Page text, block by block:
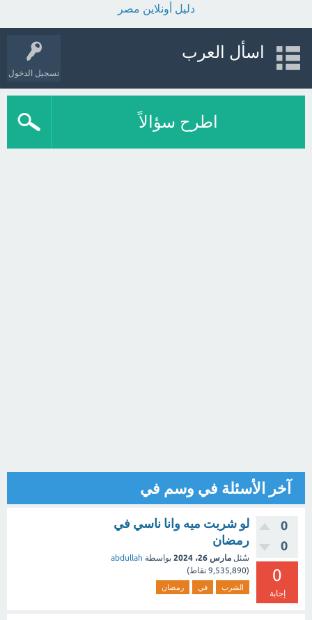
دليل أونلاين مصر
تسجيل الدخول
اسأل العرب
اطرح سؤالاً
آخر الأسئلة في وسم في
0
0
0
إجابة
لو شربت ميه وانا ناسي في
رمضان
سُئل مارس 26، 2024 بواسطة abdullah
(
9,535,890 نقاط)
الشرب في رمضان